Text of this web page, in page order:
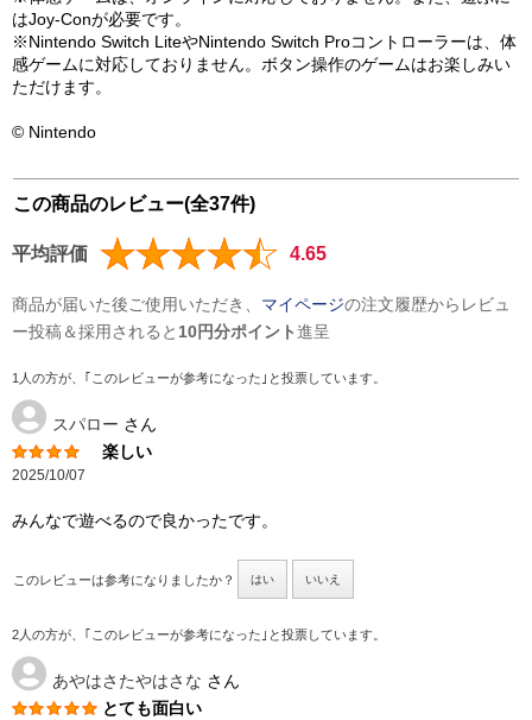
はJoy-Conが必要です。
※Nintendo Switch LiteやNintendo Switch Proコントローラーは、体
感ゲームに対応しておりません。ボタン操作のゲームはお楽しみい
ただけます。
© Nintendo
この商品のレビュー(全37件)
平均評価 4.65
商品が届いた後ご使用いただき、 マイページの注文履歴からレビュ
ー投稿＆採用されると 10円分ポイント進呈
1人の方が、｢このレビューが参考になった｣と投票しています。
スパロー さん
楽しい
2025/10/07
みんなで遊べるので良かったです。
このレビューは参考になりましたか？ はい いいえ
2人の方が、｢このレビューが参考になった｣と投票しています。
あやはさたやはさな さん
とても面白い